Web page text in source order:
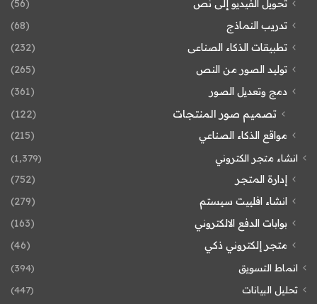
تحويل الفيديو إلى نص
(56)
تدريب النماذج
(68)
تطبيقات الذكاء الصناعى
(232)
توليد الصور من النص
(265)
دمج وتعديل الصور
(361)
تصميم صور المنتجات (122)
مواقع الذكاء الصناعي (215)
انشاء متجر الكتروني (1٬379)
إدارة المتجر
(752)
انشاء افلييت سيستم
(279)
بوابات الدفع الالكتروني
(163)
متجر إلكتروني ذكي
(46)
انماط التسويق
(394)
تحليل البيانات
(447)